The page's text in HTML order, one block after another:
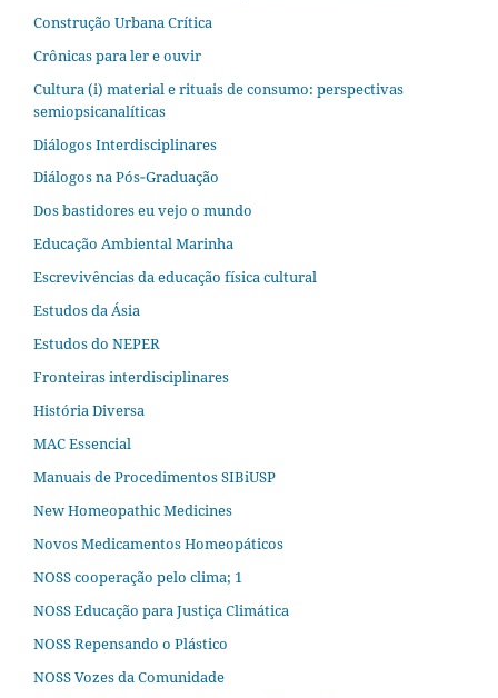
Construção Urbana Crítica
Crônicas para ler e ouvir
Cultura (i) material e rituais de consumo: perspectivas
semiopsicanalíticas
Diálogos Interdisciplinares
Diálogos na Pós‐Graduação
Dos bastidores eu vejo o mundo
Educação Ambiental Marinha
Escrevivências da educação física cultural
Estudos da Ásia​
Estudos do NEPER
Fronteiras interdisciplinares
História Diversa
MAC Essencial
Manuais de Procedimentos SIBiUSP
New Homeopathic Medicines
Novos Medicamentos Homeopáticos
NOSS cooperação pelo clima; 1
NOSS Educação para Justiça Climática
NOSS Repensando o Plástico
NOSS Vozes da Comunidade